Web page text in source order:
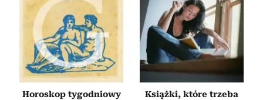
Horoskop tygodniowy
Książki, które trzeba